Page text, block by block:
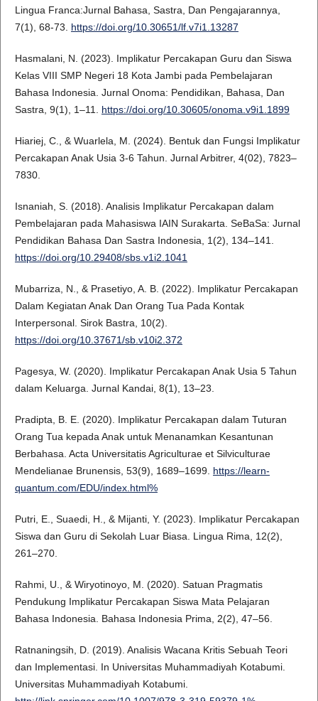
Lingua Franca:Jurnal Bahasa, Sastra, Dan Pengajarannya,
7(1), 68-73. https://doi.org/10.30651/lf.v7i1.13287
Hasmalani, N. (2023). Implikatur Percakapan Guru dan Siswa
Kelas VIII SMP Negeri 18 Kota Jambi pada Pembelajaran
Bahasa Indonesia. Jurnal Onoma: Pendidikan, Bahasa, Dan
Sastra, 9(1), 1–11. https://doi.org/10.30605/onoma.v9i1.1899
Hiariej, C., & Wuarlela, M. (2024). Bentuk dan Fungsi Implikatur
Percakapan Anak Usia 3-6 Tahun. Jurnal Arbitrer, 4(02), 7823–
7830.
Isnaniah, S. (2018). Analisis Implikatur Percakapan dalam
Pembelajaran pada Mahasiswa IAIN Surakarta. SeBaSa: Jurnal
Pendidikan Bahasa Dan Sastra Indonesia, 1(2), 134–141.
https://doi.org/10.29408/sbs.v1i2.1041
Mubarriza, N., & Prasetiyo, A. B. (2022). Implikatur Percakapan
Dalam Kegiatan Anak Dan Orang Tua Pada Kontak
Interpersonal. Sirok Bastra, 10(2).
https://doi.org/10.37671/sb.v10i2.372
Pagesya, W. (2020). Implikatur Percakapan Anak Usia 5 Tahun
dalam Keluarga. Jurnal Kandai, 8(1), 13–23.
Pradipta, B. E. (2020). Implikatur Percakapan dalam Tuturan
Orang Tua kepada Anak untuk Menanamkan Kesantunan
Berbahasa. Acta Universitatis Agriculturae et Silviculturae
Mendelianae Brunensis, 53(9), 1689–1699. https://learn-
quantum.com/EDU/index.html%
Putri, E., Suaedi, H., & Mijanti, Y. (2023). Implikatur Percakapan
Siswa dan Guru di Sekolah Luar Biasa. Lingua Rima, 12(2),
261–270.
Rahmi, U., & Wiryotinoyo, M. (2020). Satuan Pragmatis
Pendukung Implikatur Percakapan Siswa Mata Pelajaran
Bahasa Indonesia. Bahasa Indonesia Prima, 2(2), 47–56.
Ratnaningsih, D. (2019). Analisis Wacana Kritis Sebuah Teori
dan Implementasi. In Universitas Muhammadiyah Kotabumi.
Universitas Muhammadiyah Kotabumi.